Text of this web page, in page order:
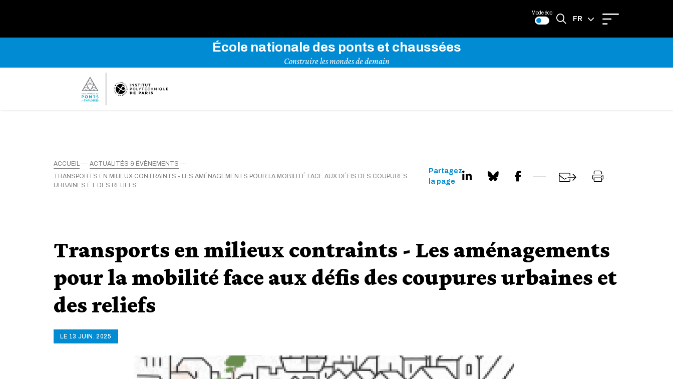
Mode éco
FR
École nationale des ponts et chaussées
Construire les mondes de demain
ACCUEIL
ACTUALITÉS & ÉVÈNEMENTS
TRANSPORTS EN MILIEUX CONTRAINTS - LES AMÉNAGEMENTS POUR LA MOBILITÉ FACE AUX DÉFIS DES COUPURES
URBAINES ET DES RELIEFS
Partagez
la page
Transports en milieux contraints - Les aménagements
pour la mobilité face aux défis des coupures urbaines et
des reliefs
LE 13 JUIN. 2025